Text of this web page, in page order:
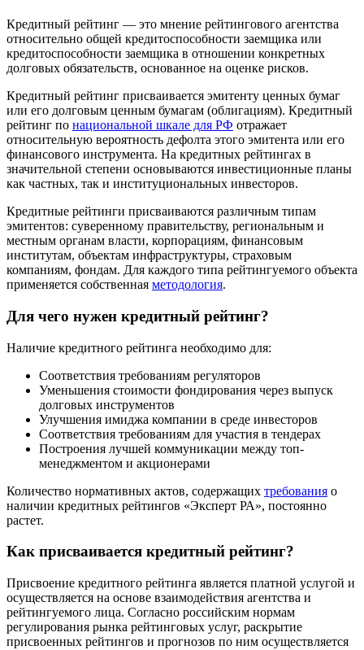
Кредитный рейтинг — это мнение рейтингового агентства
относительно общей кредитоспособности заемщика или
кредитоспособности заемщика в отношении конкретных
долговых обязательств, основанное на оценке рисков.
Кредитный рейтинг присваивается эмитенту ценных бумаг
или его долговым ценным бумагам (облигациям). Кредитный
рейтинг по национальной шкале для РФ отражает
относительную вероятность дефолта этого эмитента или его
финансового инструмента. На кредитных рейтингах в
значительной степени основываются инвестиционные планы
как частных, так и институциональных инвесторов.
Кредитные рейтинги присваиваются различным типам
эмитентов: суверенному правительству, региональным и
местным органам власти, корпорациям, финансовым
институтам, объектам инфраструктуры, страховым
компаниям, фондам. Для каждого типа рейтингуемого объекта
применяется собственная методология.
Для чего нужен кредитный рейтинг?
Наличие кредитного рейтинга необходимо для:
Соответствия требованиям регуляторов
Уменьшения стоимости фондирования через выпуск
долговых инструментов
Улучшения имиджа компании в среде инвесторов
Соответствия требованиям для участия в тендерах
Построения лучшей коммуникации между топ-
менеджментом и акционерами
Количество нормативных актов, содержащих требования о
наличии кредитных рейтингов «Эксперт РА», постоянно
растет.
Как присваивается кредитный рейтинг?
Присвоение кредитного рейтинга является платной услугой и
осуществляется на основе взаимодействия агентства и
рейтингуемого лица. Согласно российским нормам
регулирования рынка рейтинговых услуг, раскрытие
присвоенных рейтингов и прогнозов по ним осуществляется